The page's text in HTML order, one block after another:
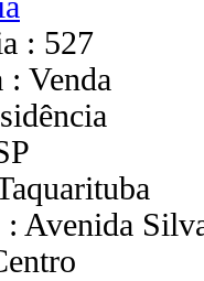
: 527
: Venda
: Avenida